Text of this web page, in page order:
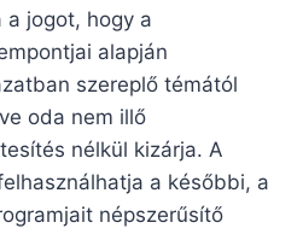
jogot, hogy a
alapján
szereplő témától
oda nem illő
nélkül kizárja. A
a későbbi, a
népszerűsítő